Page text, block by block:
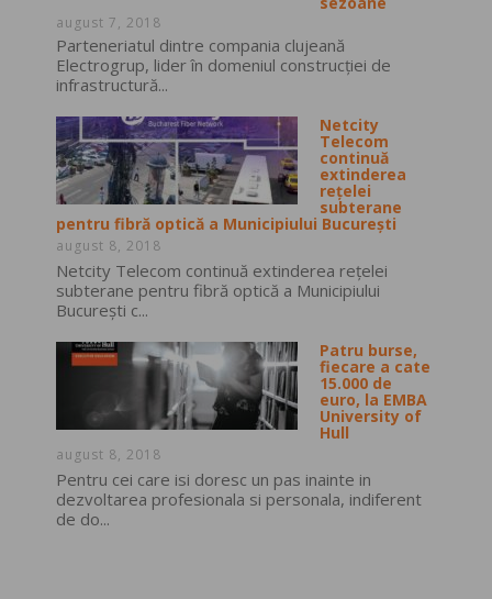
august 7, 2018
Parteneriatul dintre compania clujeană
Electrogrup, lider în domeniul construcţiei de
infrastructură...
Netcity
Telecom
continuă
extinderea
rețelei
subterane
pentru fibră optică a Municipiului București
august 8, 2018
Netcity Telecom continuă extinderea rețelei
subterane pentru fibră optică a Municipiului
București c...
Patru burse,
fiecare a cate
15.000 de
euro, la EMBA
University of
Hull
august 8, 2018
Pentru cei care isi doresc un pas inainte in
dezvoltarea profesionala si personala, indiferent
de do...